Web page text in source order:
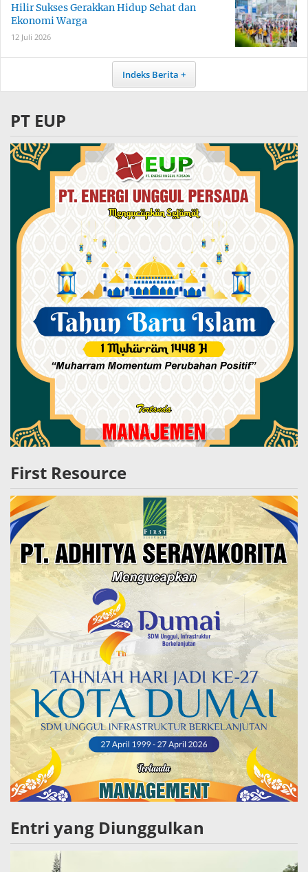
Hilir Sukses Gerakkan Hidup Sehat dan
Ekonomi Warga
12 Juli 2026
Indeks Berita
PT EUP
First Resource
Entri yang Diunggulkan